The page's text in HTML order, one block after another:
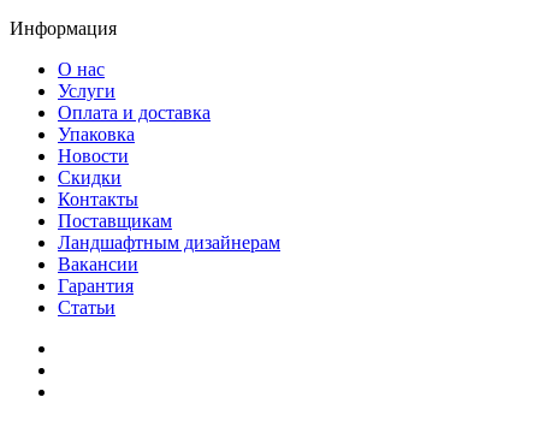
Информация
О нас
Услуги
Оплата и доставка
Упаковка
Новости
Скидки
Контакты
Поставщикам
Ландшафтным дизайнерам
Вакансии
Гарантия
Статьи